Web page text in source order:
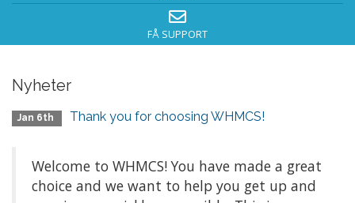
FÅ SUPPORT
Nyheter
Jan 6th Thank you for choosing WHMCS!
Welcome to WHMCS! You have made a great
choice and we want to help you get up and